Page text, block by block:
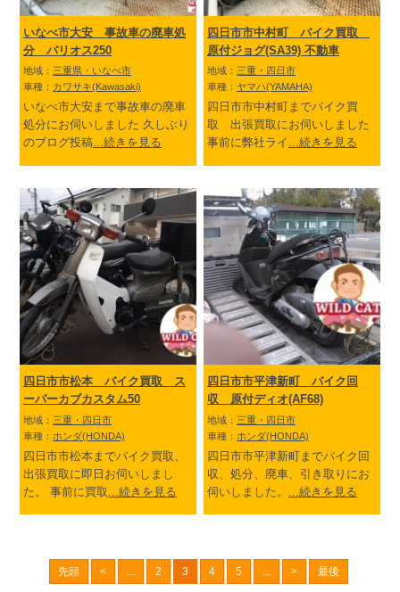
いなべ市大安 事故車の廃車処
分 バリオス250
地域： 三重県・いなべ市
車種： カワサキ(Kawasaki)
いなべ市大安まで事故車の廃車
処分にお伺いしました 久しぶり
のブログ投稿...続きを見る
四日市市中村町 バイク買取
原付ジョグ(SA39) 不動車
地域： 三重・四日市
車種：ヤマハ(YAMAHA)
四日市市中村町までバイク買
取 出張買取にお伺いしました
事前に弊社ライ ...続きを見る
四日市市松本 バイク買取 ス
ーパーカブカスタム50
地域： 三重・四日市
車種： ホンダ(HONDA)
四日市市松本までバイク買取、
出張買取に即日お伺いしまし
た。 事前に買取
...続きを見る
四日市市平津新町 バイク回
収 原付ディオ(AF68)
地域： 三重・四日市
車種： ホンダ(HONDA)
四日市市平津新町までバイク回
収、処分、廃車、引き取りにお
伺いしました。
...続きを見る
先頭 < ... 2 3 4 5 ... > 最後